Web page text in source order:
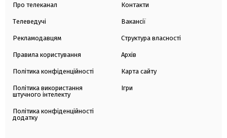
Про телеканал
Телеведучі
Рекламодавцям
Правила користування
Політика конфіденційності
Політика використання
штучного інтелекту
Політика конфіденційності
додатку
Контакти
Вакансії
Структура власності
Архів
Карта сайту
Ігри